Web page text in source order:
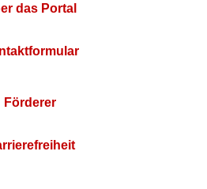
das Portal
Förderer